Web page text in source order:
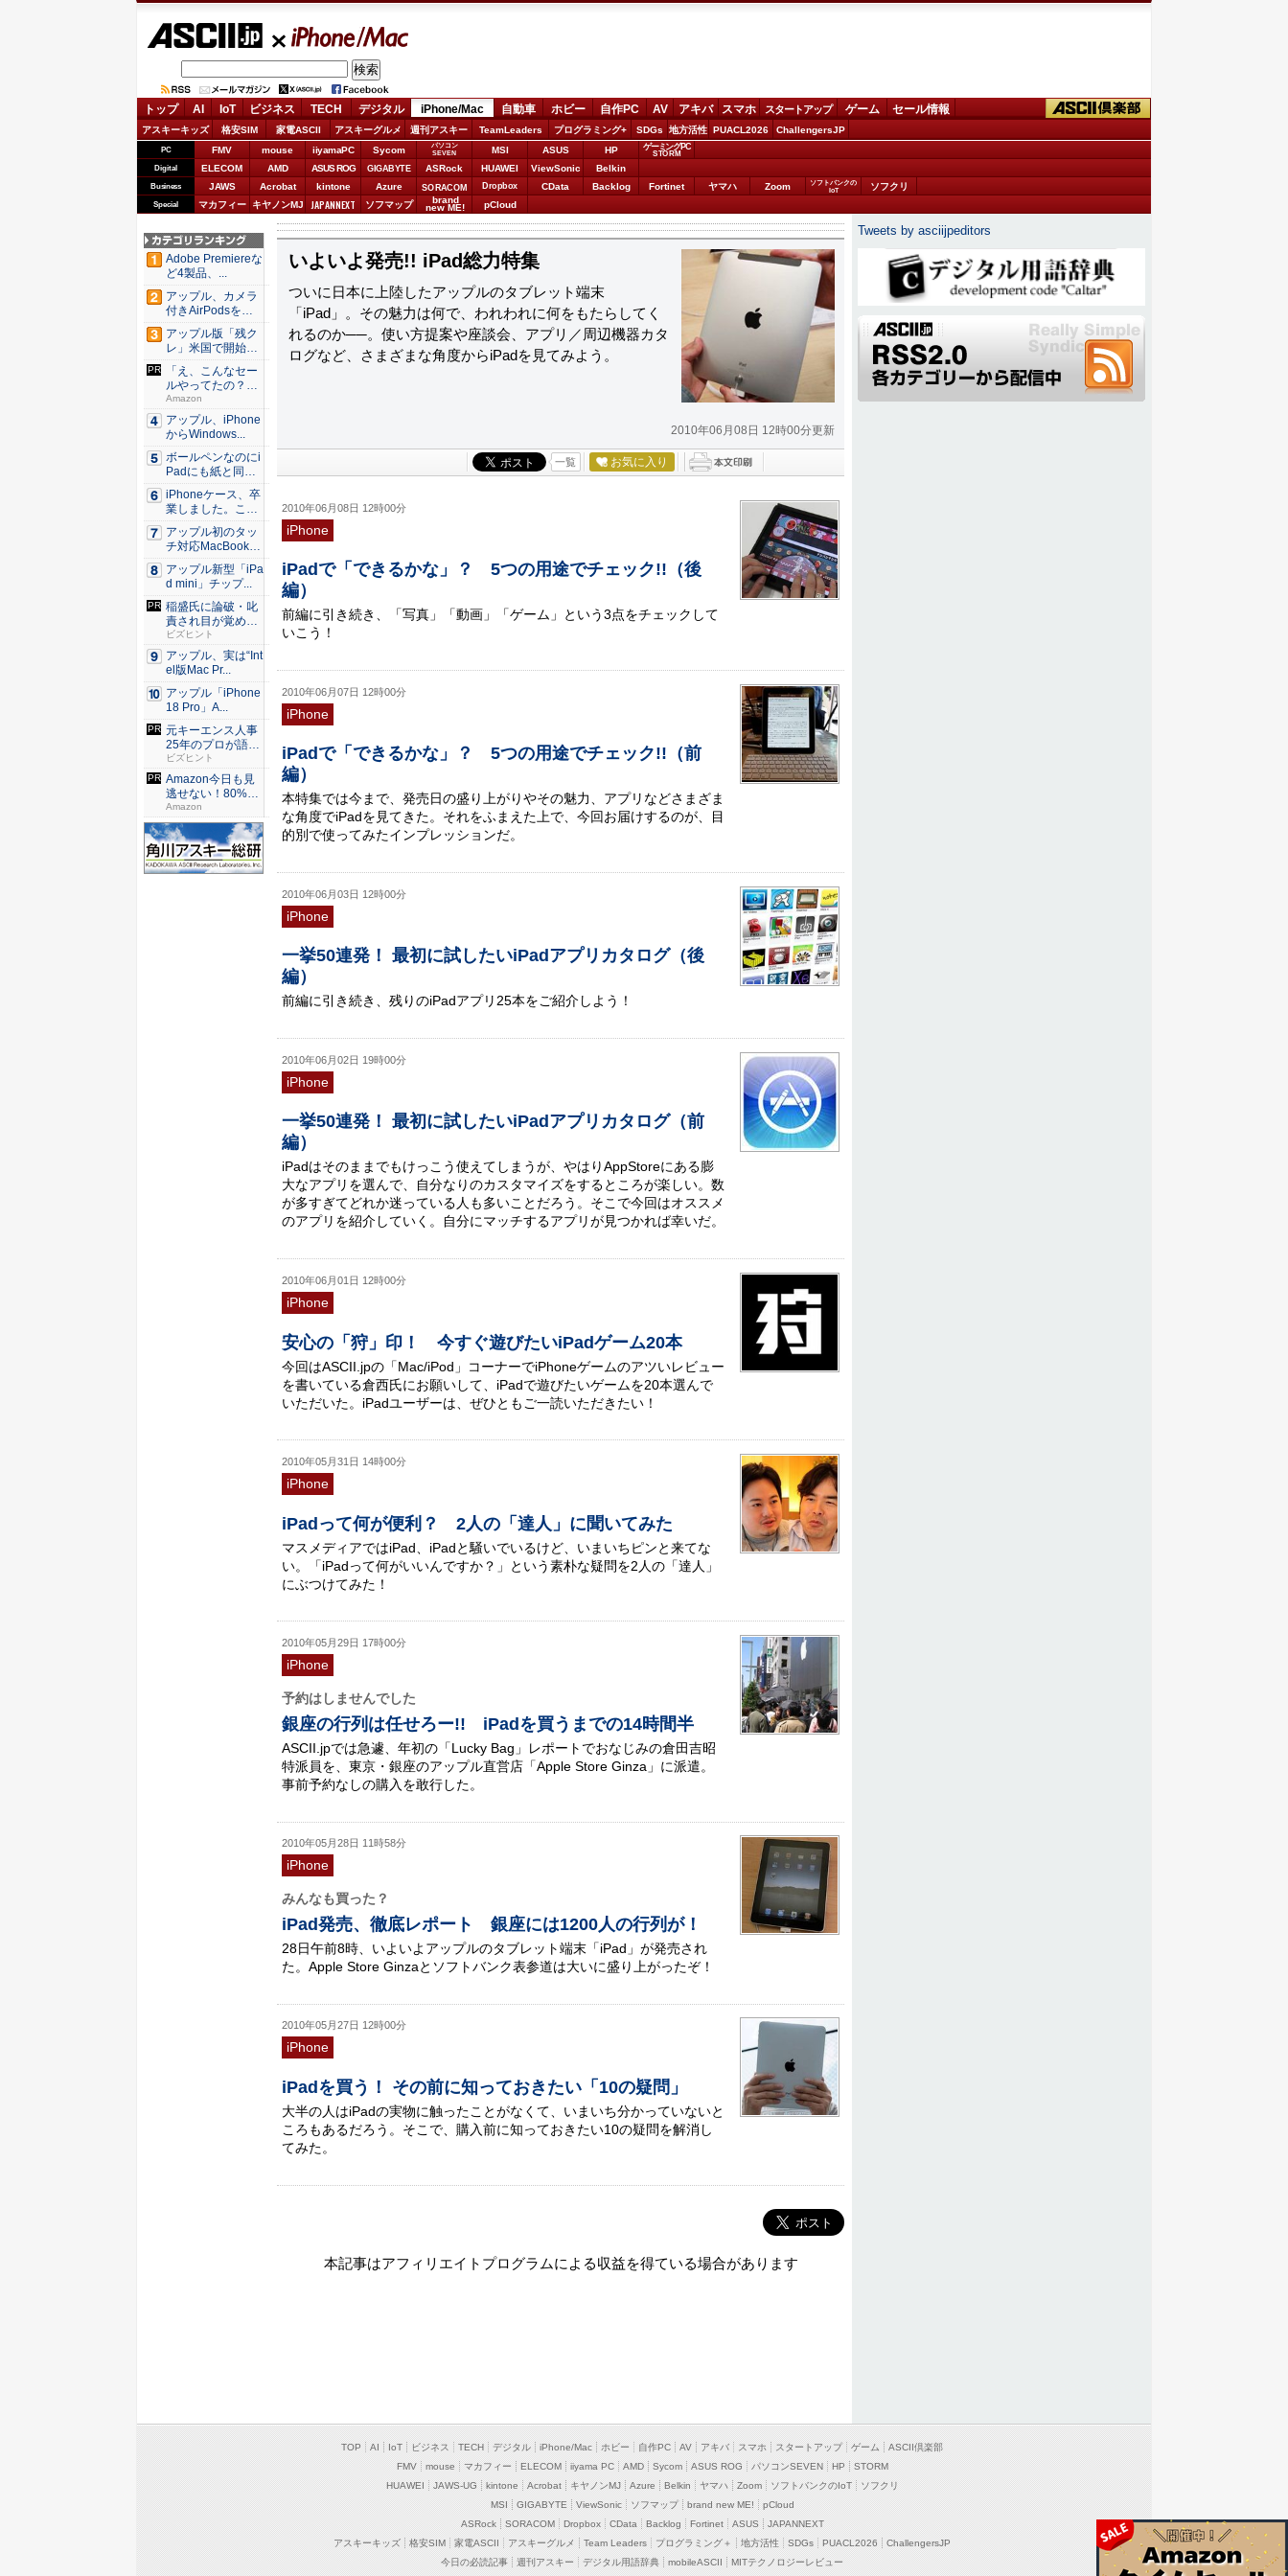
iPhone/Mac
トップ AI IoT ビジネス TECH デジタル iPhone/Mac 自動車 ホビー 自作PC AV アキバ スマホ スタートアップ ゲーム セール情報
アスキーキッズ 格安SIM 家電ASCII アスキーグルメ 週刊アスキー TeamLeaders プログラミング+ SDGs 地方活性 PUACL2026 ChallengersJP
PC FMV mouse iiyamaPC Sycom
パソコン
SEVEN
MSI ASUS HP ゲーミングPC
STORM
Digital ELECOM AMD ASUS ROG GIGABYTE ASRock HUAWEI ViewSonic Belkin
Business JAWS Acrobat kintone Azure SORACOM Dropbox CData Backlog Fortinet ヤマハ Zoom
ソフトバンクの
IoT
ソフクリ
Special マカフィー キヤノンMJ JAPANNEXT ソフマップ brand
new ME! pCloud
いよいよ発売!! iPad総力特集
ついに日本に上陸したアップルのタブレット端末
「iPad」。その魅力は何で、われわれに何をもたらしてく
れるのか──。使い方提案や座談会、アプリ／周辺機器カタ
ログなど、さまざまな角度からiPadを見てみよう。
2010年06月08日 12時00分更新
一覧 お気に入り
2010年06月08日 12時00分
iPhone
iPadで「できるかな」？ 5つの用途でチェック!!（後
編）
前編に引き続き、「写真」「動画」「ゲーム」という3点をチェックして
いこう！
2010年06月07日 12時00分
iPhone
iPadで「できるかな」？ 5つの用途でチェック!!（前
編）
本特集では今まで、発売日の盛り上がりやその魅力、アプリなどさまざま
な角度でiPadを見てきた。それをふまえた上で、今回お届けするのが、目
的別で使ってみたインプレッションだ。
2010年06月03日 12時00分
iPhone
一挙50連発！ 最初に試したいiPadアプリカタログ（後
編）
前編に引き続き、残りのiPadアプリ25本をご紹介しよう！
2010年06月02日 19時00分
iPhone
一挙50連発！ 最初に試したいiPadアプリカタログ（前
編）
iPadはそのままでもけっこう使えてしまうが、やはりAppStoreにある膨
大なアプリを選んで、自分なりのカスタマイズをするところが楽しい。数
が多すぎてどれか迷っている人も多いことだろう。そこで今回はオススメ
のアプリを紹介していく。自分にマッチするアプリが見つかれば幸いだ。
2010年06月01日 12時00分
iPhone
安心の「狩」印！ 今すぐ遊びたいiPadゲーム20本
今回はASCII.jpの「Mac/iPod」コーナーでiPhoneゲームのアツいレビュー
を書いている倉西氏にお願いして、iPadで遊びたいゲームを20本選んで
いただいた。iPadユーザーは、ぜひともご一読いただきたい！
2010年05月31日 14時00分
iPhone
iPadって何が便利？ 2人の「達人」に聞いてみた
マスメディアではiPad、iPadと騒いでいるけど、いまいちピンと来てな
い。「iPadって何がいいんですか？」という素朴な疑問を2人の「達人」
にぶつけてみた！
2010年05月29日 17時00分
iPhone
予約はしませんでした
銀座の行列は任せろー!! iPadを買うまでの14時間半
ASCII.jpでは急遽、年初の「Lucky Bag」レポートでおなじみの倉田吉昭
特派員を、東京・銀座のアップル直営店「Apple Store Ginza」に派遣。
事前予約なしの購入を敢行した。
2010年05月28日 11時58分
iPhone
みんなも買った？
iPad発売、徹底レポート 銀座には1200人の行列が！
28日午前8時、いよいよアップルのタブレット端末「iPad」が発売され
た。Apple Store Ginzaとソフトバンク表参道は大いに盛り上がったぞ！
2010年05月27日 12時00分
iPhone
iPadを買う！ その前に知っておきたい「10の疑問」
大半の人はiPadの実物に触ったことがなくて、いまいち分かっていないと
ころもあるだろう。そこで、購入前に知っておきたい10の疑問を解消し
てみた。
本記事はアフィリエイトプログラムによる収益を得ている場合があります
Adobe Premiereな
ど4製品、...
アップル、カメラ
付きAirPodsを年
内...
アップル版「残ク
レ」米国で開始 i
Pho...
「え、こんなセー
ルやってたの？」
80％O...
Amazon
アップル、iPhone
からWindows...
ボールペンなのにi
Padにも紙と同じ
滑ら...
iPhoneケース、卒
業しました。これ
か...
アップル初のタッ
チ対応MacBook、
早...
アップル新型「iPa
d mini」チップ...
稲盛氏に論破・叱
責され目が覚め
た。経営者...
ビズヒント
アップル、実は“Int
el版Mac Pr...
アップル「iPhone
18 Pro」A...
元キーエンス人事
25年のプロが語る
人事評...
ビズヒント
Amazon今日も見
逃せない！80%O
F...
Amazon
Tweets by asciijpeditors
TOP AI IoT ビジネス TECH デジタル iPhone/Mac ホビー 自作PC AV アキバ スマホ スタートアップ ゲーム
ASCII倶楽部
FMV
mouse マカフィー ELECOM iiyama PC AMD Sycom ASUS ROG パソコンSEVEN HP
STORM
HUAWEI
JAWS-UG kintone Acrobat キヤノンMJ Azure Belkin ヤマハ Zoom ソフトバンクのIoT
ソフクリ
MSI
GIGABYTE ViewSonic ソフマップ brand new ME!
pCloud
ASRock
SORACOM Dropbox CData Backlog Fortinet ASUS
JAPANNEXT
アスキーキッズ
格安SIM 家電ASCII アスキーグルメ Team Leaders プログラミング＋ 地方活性 SDGs PUACL2026
ChallengersJP
今日の必読記事
週刊アスキー デジタル用語辞典 mobileASCII MITテクノロジーレビュー